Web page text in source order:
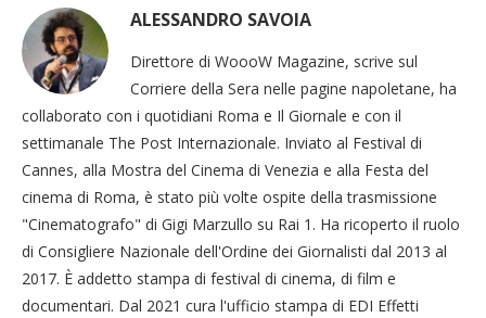
ALESSANDRO SAVOIA
Direttore di WoooW Magazine, scrive sul
Corriere della Sera nelle pagine napoletane, ha
collaborato con i quotidiani Roma e Il Giornale e con il
settimanale The Post Internazionale. Inviato al Festival di
Cannes, alla Mostra del Cinema di Venezia e alla Festa del
cinema di Roma, è stato più volte ospite della trasmissione
"Cinematografo" di Gigi Marzullo su Rai 1. Ha ricoperto il ruolo
di Consigliere Nazionale dell'Ordine dei Giornalisti dal 2013 al
2017. È addetto stampa di festival di cinema, di film e
documentari. Dal 2021 cura l'ufficio stampa di EDI Effetti